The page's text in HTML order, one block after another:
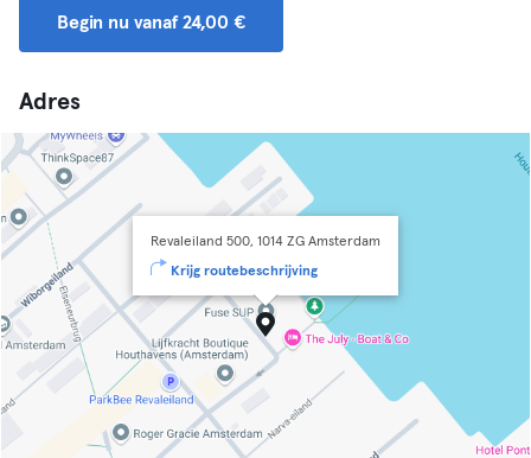
Begin nu vanaf 24,00 €
Adres
Revaleiland 500, 1014 ZG Amsterdam
Krijg routebeschrijving